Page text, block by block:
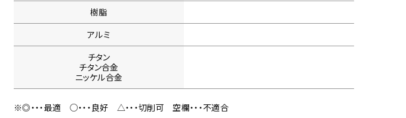
樹脂
アルミ
チタン
チタン合金
ニッケル合金
※◎・・・最適 ○・・・良好 △・・・切削可 空欄・・・不適合